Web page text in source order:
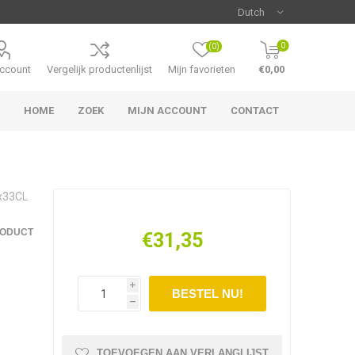
Vergelijk productenlijst Mijn favorieten
(0) 0
€0,00
HOME ZOEK MIJN ACCOUNT CONTACT
€31,35
i
h